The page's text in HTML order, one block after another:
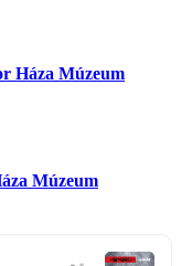
Háza Múzeum
Múzeum